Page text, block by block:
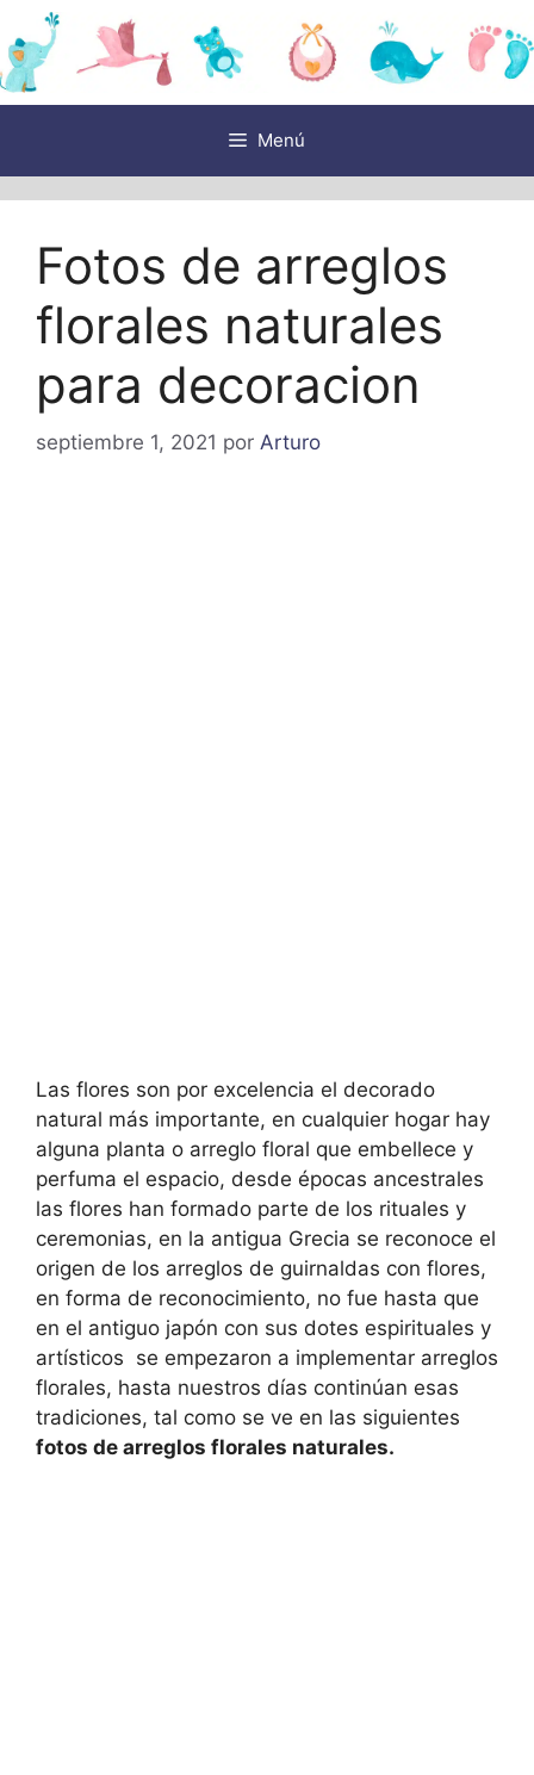
Saltar
al
contenido
Menú
Fotos de arreglos
florales naturales
para decoracion
septiembre 1, 2021 por Arturo
Las flores son por excelencia el decorado
natural más importante, en cualquier hogar hay
alguna planta o arreglo floral que embellece y
perfuma el espacio, desde épocas ancestrales
las flores han formado parte de los rituales y
ceremonias, en la antigua Grecia se reconoce el
origen de los arreglos de guirnaldas con flores,
en forma de reconocimiento, no fue hasta que
en el antiguo japón con sus dotes espirituales y
artísticos se empezaron a implementar arreglos
florales, hasta nuestros días continúan esas
tradiciones, tal como se ve en las siguientes
fotos de arreglos florales naturales.